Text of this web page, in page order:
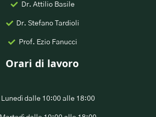
Dr. Attilio Basile
Dr. Stefano Tardioli
Prof. Ezio Fanucci
Orari di lavoro
Lunedì dalle 10:00 alle 18:00